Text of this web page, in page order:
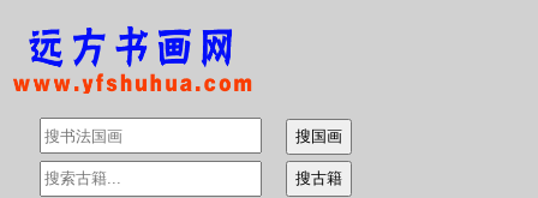
Skip
content